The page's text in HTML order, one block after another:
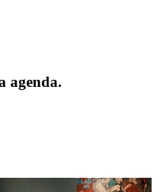
agenda.